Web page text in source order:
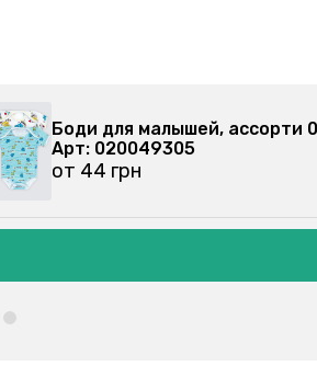
Боди для малышей, ассорти
Арт: 020079102
от 44 грн